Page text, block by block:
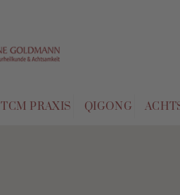
TCM PRAXIS QIGONG